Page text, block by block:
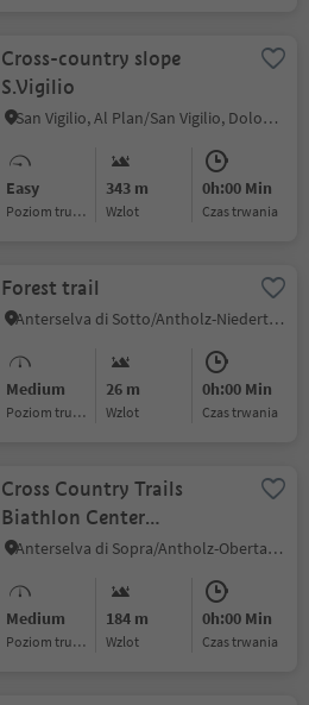
Cross-country slope
S.Vigilio
San Vigilio, Al Plan/San Vigilio, Dolomites Region Kronplatz/Plan de Corones
Easy
Poziom trudności
343 m
Wzlot
0h:00 Min
czas trwania
Forest trail
Anterselva di Sotto/Antholz-Niedertal, Rasen-Antholz/Rasun Anterselva, Dolomites Region Kronplatz/Plan de Corones
Medium
Poziom trudności
26 m
Wzlot
0h:00 Min
czas trwania
Cross Country Trails
Biathlon Center
Anterselva/Antholz
Anterselva di Sopra/Antholz-Obertal, Rasen-Antholz/Rasun Anterselva, Dolomites Region Kronplatz/Plan de Corones
Medium
Poziom trudności
184 m
Wzlot
0h:00 Min
czas trwania